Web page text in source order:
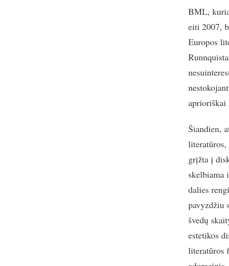
BML,
eiti 2007,
Europos
aprioriškai
Šiandien,
grįžta į
skelbiama
dalies
pavyzdžiu
švedų
estetikos
literatūros